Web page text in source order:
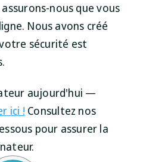
nous que vous
Nous avons créé
sécurité est
aujourd'hui —
ici ! Consultez nos
pour assurer la